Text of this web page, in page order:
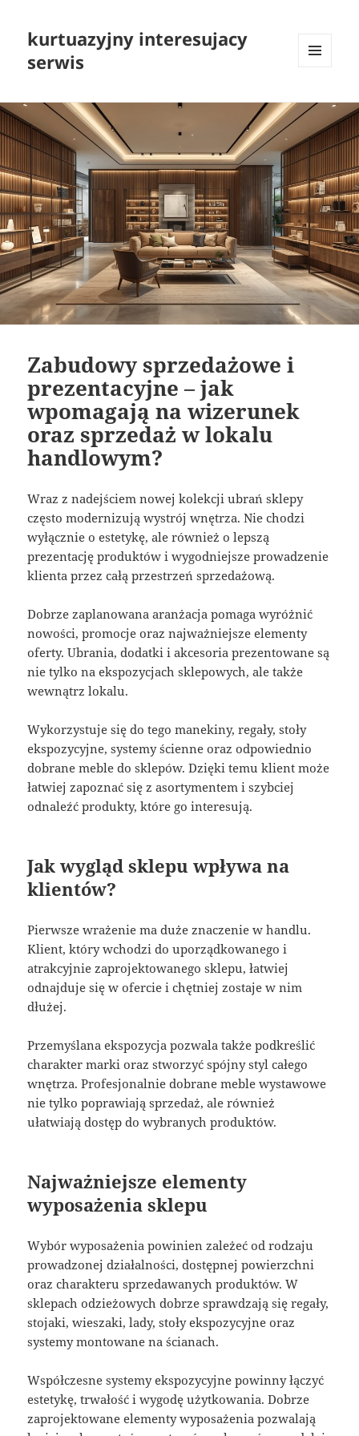
kurtuazyjny interesujacy
serwis
WIDGETY
Zabudowy sprzedażowe i
prezentacyjne – jak
wpomagają na wizerunek
oraz sprzedaż w lokalu
handlowym?
Wraz z nadejściem nowej kolekcji ubrań sklepy
często modernizują wystrój wnętrza. Nie chodzi
wyłącznie o estetykę, ale również o lepszą
prezentację produktów i wygodniejsze prowadzenie
klienta przez całą przestrzeń sprzedażową.
Dobrze zaplanowana aranżacja pomaga wyróżnić
nowości, promocje oraz najważniejsze elementy
oferty. Ubrania, dodatki i akcesoria prezentowane są
nie tylko na ekspozycjach sklepowych, ale także
wewnątrz lokalu.
Wykorzystuje się do tego manekiny, regały, stoły
ekspozycyjne, systemy ścienne oraz odpowiednio
dobrane meble do sklepów. Dzięki temu klient może
łatwiej zapoznać się z asortymentem i szybciej
odnaleźć produkty, które go interesują.
Jak wygląd sklepu wpływa na
klientów?
Pierwsze wrażenie ma duże znaczenie w handlu.
Klient, który wchodzi do uporządkowanego i
atrakcyjnie zaprojektowanego sklepu, łatwiej
odnajduje się w ofercie i chętniej zostaje w nim
dłużej.
Przemyślana ekspozycja pozwala także podkreślić
charakter marki oraz stworzyć spójny styl całego
wnętrza. Profesjonalnie dobrane meble wystawowe
nie tylko poprawiają sprzedaż, ale również
ułatwiają dostęp do wybranych produktów.
Najważniejsze elementy
wyposażenia sklepu
Wybór wyposażenia powinien zależeć od rodzaju
prowadzonej działalności, dostępnej powierzchni
oraz charakteru sprzedawanych produktów. W
sklepach odzieżowych dobrze sprawdzają się regały,
stojaki, wieszaki, lady, stoły ekspozycyjne oraz
systemy montowane na ścianach.
Współczesne systemy ekspozycyjne powinny łączyć
estetykę, trwałość i wygodę użytkowania. Dobrze
zaprojektowane elementy wyposażenia pozwalają